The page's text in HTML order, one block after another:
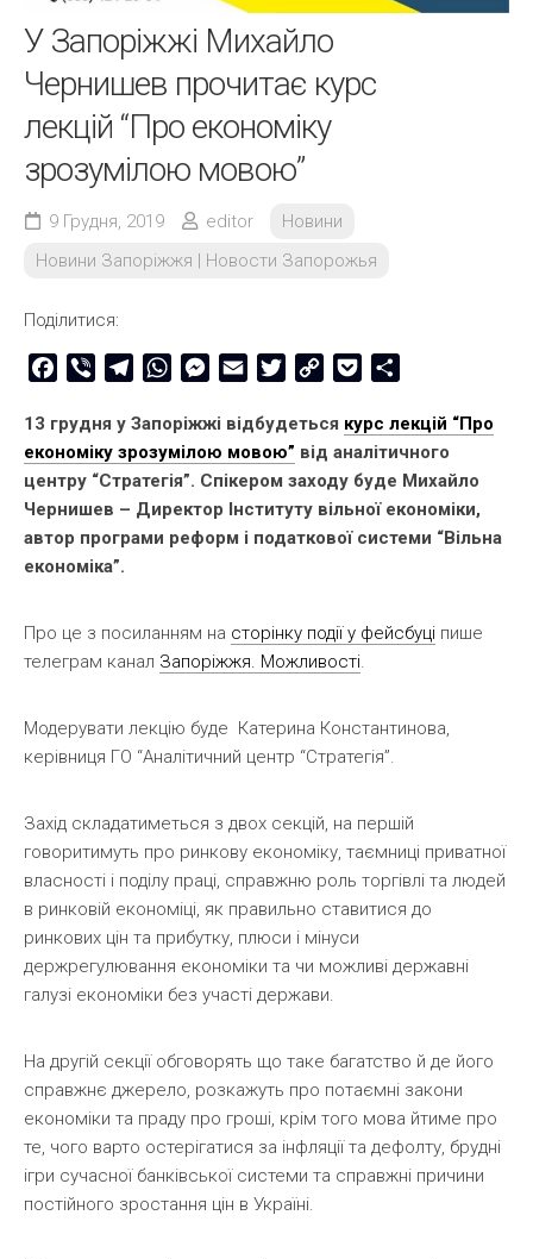
У Запоріжжі Михайло
Чернишев прочитає курс
лекцій “Про економіку
зрозумілою мовою”
9 Грудня, 2019 editor
Новини
Новини Запоріжжя | Новости Запорожья
Поділитися:
Facebook
Viber TelegramWhatsAppMessenger
Email TwitterCopy
Pocket
13 грудня у Запоріжжі відбудеться курс лекцій “Про
економіку зрозумілою мовою” від аналітичного
центру “Стратегія”. Спікером заходу буде Михайло
Чернишев – Директор Інституту вільної економіки,
автор програми реформ і податкової системи “Вільна
економіка”.
Про це з посиланням на сторінку події у фейсбуці пише
телеграм канал Запоріжжя. Можливості.
Модерувати лекцію буде Катерина Константинова,
керівниця ГО “Аналітичний центр “Стратегія”.
Захід складатиметься з двох секцій, на першій
говоритимуть про ринкову економіку, таємниці приватної
власності і поділу праці, справжню роль торгівлі та людей
в ринковій економіці, як правильно ставитися до
ринкових цін та прибутку, плюси і мінуси
держрегулювання економіки та чи можливі державні
галузі економіки без участі держави.
На другій секції обговорять що таке багатство й де його
справжнє джерело, розкажуть про потаємні закони
економіки та праду про гроші, крім того мова йтиме про
те, чого варто остерігатися за інфляції та дефолту, брудні
ігри сучасної банківської системи та справжні причини
постійного зростання цін в Україні.